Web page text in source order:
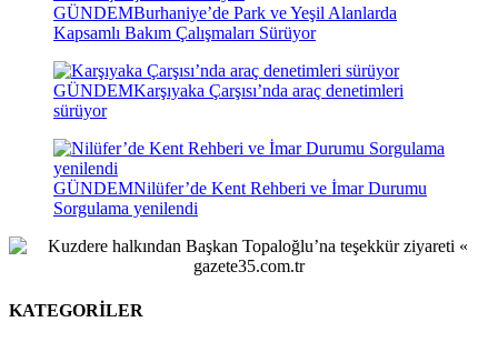
GÜNDEMBurhaniye’de Park ve Yeşil Alanlarda
Kapsamlı Bakım Çalışmaları Sürüyor
GÜNDEMKarşıyaka Çarşısı’nda araç denetimleri
sürüyor
GÜNDEMNilüfer’de Kent Rehberi ve İmar Durumu
Sorgulama yenilendi
KATEGORİLER